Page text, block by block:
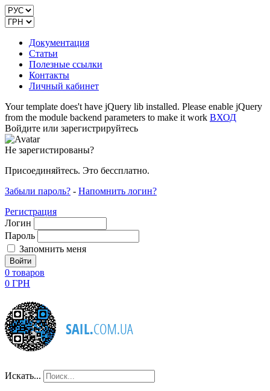
Документация
Статьи
Полезные ссылки
Контакты
Личный кабинет
Your template does't have jQuery lib installed. Please enable jQuery
from the module backend parameters to make it work ВХОД
Войдите или зарегистрируйтесь
Не зарегистированы?
Присоединяйтесь. Это бессплатно.
Забыли пароль? - Напомнить логин?
Регистрация
Логин
Пароль
Запомнить меня
0 товаров
0 ГРН
Искать...